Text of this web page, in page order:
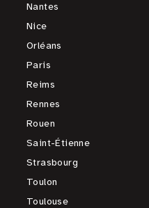
Nantes
Nice
Orléans
Paris
Reims
Rennes
Rouen
Saint-Étienne
Strasbourg
Toulon
Toulouse